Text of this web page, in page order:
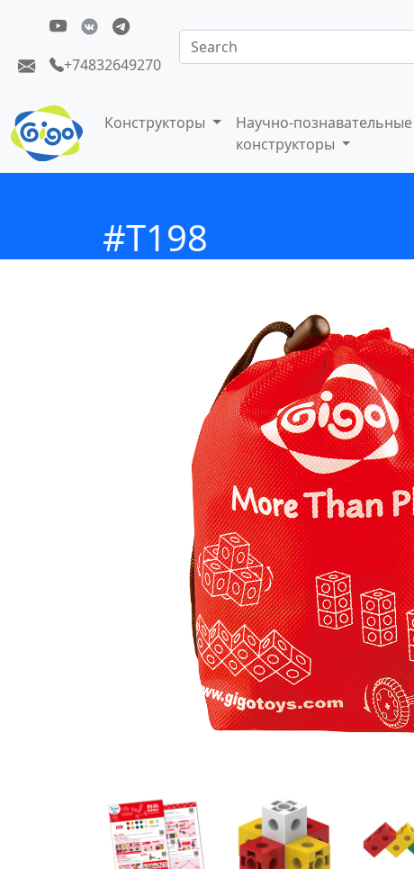
+74832649270
Конструкторы
Научно-познавательные
конструкторы
#T198